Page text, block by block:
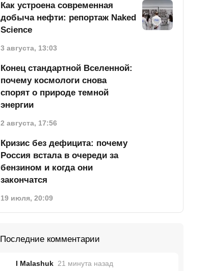
Как устроена современная
добыча нефти: репортаж Naked
Science
3 августа, 13:03
Конец стандартной Вселенной:
почему космологи снова
спорят о природе темной
энергии
2 августа, 17:56
Кризис без дефицита: почему
Россия встала в очереди за
бензином и когда они
закончатся
19 июля, 20:09
Последние комментарии
I Malashuk 21 минута назад